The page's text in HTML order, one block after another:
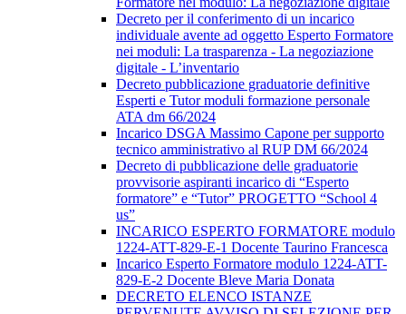
Decreto per il conferimento di un incarico
individuale avente ad oggetto Esperto Formatore
nei moduli: La trasparenza - La negoziazione
digitale - L’inventario
Decreto pubblicazione graduatorie definitive
Esperti e Tutor moduli formazione personale
ATA dm 66/2024
Incarico DSGA Massimo Capone per supporto
tecnico amministrativo al RUP DM 66/2024
Decreto di pubblicazione delle graduatorie
provvisorie aspiranti incarico di “Esperto
formatore” e “Tutor” PROGETTO “School 4
us”
INCARICO ESPERTO FORMATORE modulo
1224-ATT-829-E-1 Docente Taurino Francesca
Incarico Esperto Formatore modulo 1224-ATT-
829-E-2 Docente Bleve Maria Donata
DECRETO ELENCO ISTANZE